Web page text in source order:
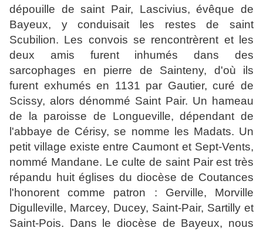
dépouille de saint Pair, Lascivius, évêque de
Bayeux, y conduisait les restes de saint
Scubilion. Les convois se rencontrèrent et les
deux amis furent inhumés dans des
sarcophages en pierre de Sainteny, d'où ils
furent exhumés en 1131 par Gautier, curé de
Scissy, alors dénommé Saint Pair. Un hameau
de la paroisse de Longueville, dépendant de
l'abbaye de Cérisy, se nomme les Madats. Un
petit village existe entre Caumont et Sept-Vents,
nommé Mandane. Le culte de saint Pair est très
répandu huit églises du diocèse de Coutances
l'honorent comme patron : Gerville, Morville
Digulleville, Marcey, Ducey, Saint-Pair, Sartilly et
Saint-Pois. Dans le diocèse de Bayeux, nous